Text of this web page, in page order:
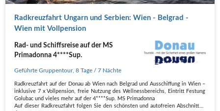
Radkreuzfahrt Ungarn und Serbien: Wien - Belgrad -
Wien mit Vollpension
Rad- und Schiffsreise auf der MS
Primadonna 4****Sup.
Geführte Gruppentour,8 Tage / 7 Nächte
Radkreuzfahrt auf der Donau ab Wien nach Belgrad und Ausschiffung in Wien –
inklusive 7 x Vollpension, freie Nutzung des Wellnessbereichs, Eintritt Festung
Golubac und vieles mehr auf der 4****Sup. MS Primadonna
Auf dieser Radkreuzfahrt folgen Sie den schönsten und autofreien Abschnitten